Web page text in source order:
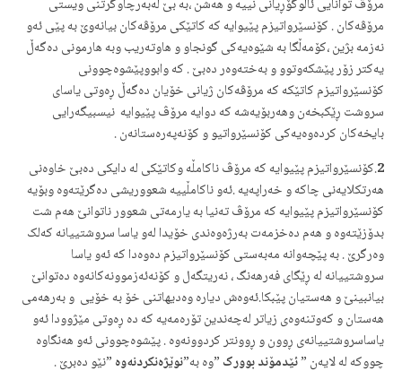
مرۆڤ توانایی ئاڵوگۆڕیانی نییه‌ و هه‌شن ،به‌ بێ له‌به‌رچاوگرتنی ویستی
مرۆڤه‌کان . کۆنسێرواتیزم پێیوایه‌ که‌ کاتێکی مرۆڤه‌کان بیانه‌وێ به‌ پێی ئه‌و
نه‌زمه‌ بژین ،کۆمه‌ڵگا به‌ شێوه‌یه‌کی گونجاو و هاوته‌ریب وبه‌ هارمونی ده‌گه‌ڵ
یه‌کتر زۆر پێشکه‌وتوو و به‌خته‌وه‌ر ده‌بێ . که‌ وابووپێشوه‌چوونی
کۆنسێرواتیزم کاتێکه‌ که‌ مرۆڤه‌کان ژیانی خۆیان ده‌گه‌ڵ ڕه‌وتی یاسای
سروشت ڕێکبخه‌ن وهه‌ربۆیه‌شه‌ که‌ دوایه‌ مرۆڤ پێیوایه‌ نیسبیگه‌رایی
بایخه‌کان کرده‌وه‌یه‌کی کۆنسێرواتیو و کۆنه‌په‌ره‌ستانه‌ن .
2.کۆنسێرواتیزم پێیوایه‌ که‌ مرۆڤ ناکامڵه‌‌ وکاتێکی له‌ دایکی ده‌بێ خاوه‌نی
هه‌رتکلایه‌نی چاکه‌ و خه‌راپه‌یه‌ .ئه‌و ناکامڵییه‌ شعووریشی ده‌گرێته‌وه‌ وبۆ‌یه‌
کۆنسێرواتیزم پێیوایه‌ که‌ مرۆڤ ته‌نیا به‌ یارمه‌تی شعوور ناتوانێ هه‌م شت
بدۆزێته‌وه‌ و هه‌م ده‌خزمه‌ت به‌رژه‌وه‌ندی خۆیدا له‌و یاسا سروشتییانه‌ که‌لک
وه‌رگرێ . به‌ پێچه‌وانه‌ مه‌به‌ستی کۆنسێرواتیزم ده‌وه‌دا که‌ ئه‌و یاسا
سروشتییانه‌ له‌ ڕێگای فه‌رهه‌نگ ، نه‌ریتگه‌ل و کۆنه‌ئه‌زموونه‌کانه‌وه‌ ده‌توانێ
بیانبینێ و هه‌ستیان پێبکا.ئه‌وه‌ش دیاره‌ وه‌دیهاتنی خۆ به‌ خۆیی ‌ و به‌رهه‌می
هه‌ستان و که‌وتنه‌وه‌ی زیاتر له‌چه‌ندین تۆره‌مه‌یه‌ که‌ ده‌ ڕه‌وتی مێژوودا ئه‌و
یاساسروشتییانه‌ی ڕوون و ڕوونتر کردوونه‌وه‌ . پێشوه‌چوونی ئه‌و هه‌نگاوه‌
چووکه‌ له‌ لایه‌ن ”ئێدمۆند بوورک”وه‌ به‌”نوێژه‌نکردنه‌وه‌”نێو ده‌برێ .